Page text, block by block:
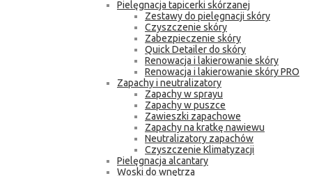
Pielęgnacja tapicerki skórzanej
Zestawy do pielęgnacji skóry
Czyszczenie skóry
Zabezpieczenie skóry
Quick Detailer do skóry
Renowacja i lakierowanie skóry
Renowacja i lakierowanie skóry PRO
Zapachy i neutralizatory
Zapachy w sprayu
Zapachy w puszce
Zawieszki zapachowe
Zapachy na kratkę nawiewu
Neutralizatory zapachów
Czyszczenie Klimatyzacji
Pielęgnacja alcantary
Woski do wnętrza